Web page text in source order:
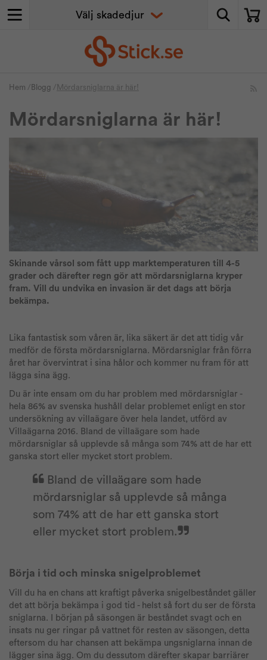
Hem / Blogg / Mördarsniglarna är här!
Mördarsniglarna är här!
Skinande vårsol som fått upp marktemperaturen till 4-5
grader och därefter regn gör att mördarsniglarna kryper
fram. Vill du undvika en invasion är det dags att börja
bekämpa.
Lika fantastisk som våren är, lika säkert är det att tidig vår
medför de första mördarsniglarna. Mördarsniglar från förra
året har övervintrat i sina hålor och kommer nu fram för att
lägga sina ägg.
Du är inte ensam om du har problem med mördarsniglar -
hela 86% av svenska hushåll delar problemet enligt en stor
undersökning av villaägare över hela landet, utförd av
Villaägarna 2016. Bland de villaägare som hade
mördarsniglar så upplevde så många som 74% att de har ett
ganska stort eller mycket stort problem.
Bland de villaägare som hade
mördarsniglar så upplevde så många
som 74% att de har ett ganska stort
eller mycket stort problem.
Börja i tid och minska snigelproblemet
Vill du ha en chans att kraftigt påverka snigelbeståndet gäller
det att börja bekämpa i god tid - helst så fort du ser de första
sniglarna. I början på säsongen är beståndet svagt och en
insats nu ger ringar på vattnet för resten av säsongen, detta
eftersom du har chansen att bekämpa ungsniglarna innan de
lägger sina ägg. Om du dessutom därefter skapar barriärer